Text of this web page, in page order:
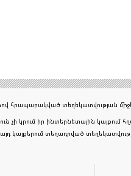
հրապարակված տեղեկատվության
չի կրում իր ինտերնետային կայքում
կայքերում տեղադրված